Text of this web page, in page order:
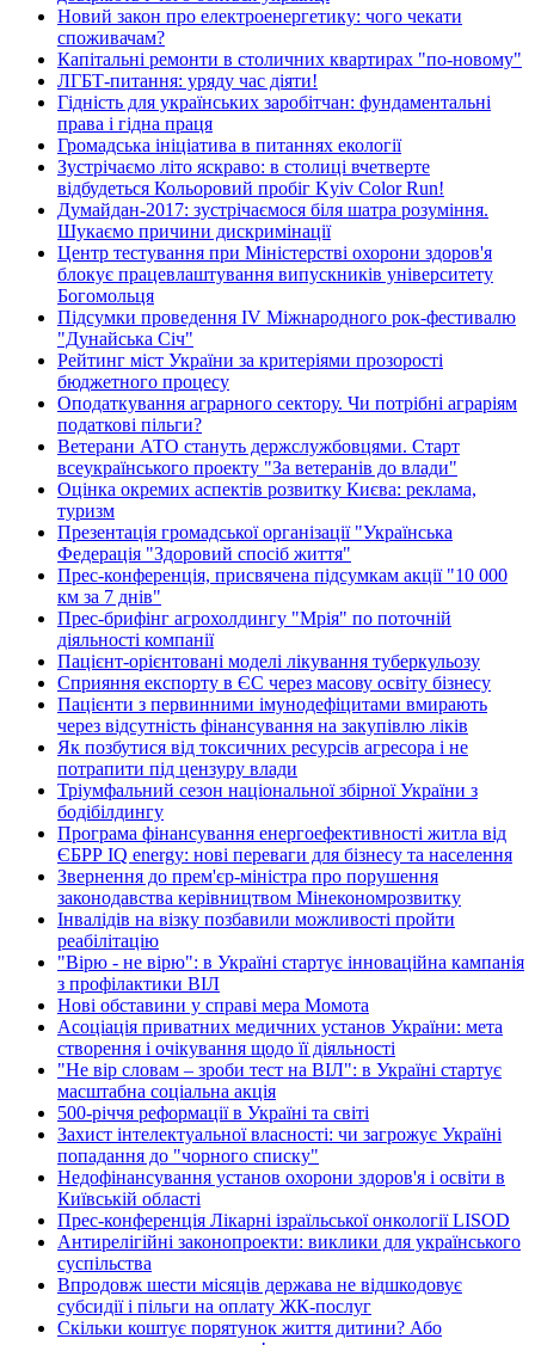
Новий закон про електроенергетику: чого чекати
споживачам?
Капітальні ремонти в столичних квартирах "по-новому"
ЛГБТ-питання: уряду час діяти!
Гідність для українських заробітчан: фундаментальні
права і гідна праця
Громадська ініціатива в питаннях екології
Зустрічаємо літо яскраво: в столиці вчетверте
відбудеться Кольоровий пробіг Kyiv Color Run!
Думайдан-2017: зустрічаємося біля шатра розуміння.
Шукаємо причини дискримінації
Центр тестування при Міністерстві охорони здоров'я
блокує працевлаштування випускників університету
Богомольця
Підсумки проведення IV Міжнародного рок-фестивалю
"Дунайська Січ"
Рейтинг міст України за критеріями прозорості
бюджетного процесу
Оподаткування аграрного сектору. Чи потрібні аграріям
податкові пільги?
Ветерани АТО стануть держслужбовцями. Старт
всеукраїнського проекту "За ветеранів до влади"
Оцінка окремих аспектів розвитку Києва: реклама,
туризм
Презентація громадської організації "Українська
Федерація "Здоровий спосіб життя"
Прес-конференція, присвячена підсумкам акції "10 000
км за 7 днів"
Прес-брифінг агрохолдингу "Мрія" по поточній
діяльності компанії
Пацієнт-орієнтовані моделі лікування туберкульозу
Сприяння експорту в ЄС через масову освіту бізнесу
Пацієнти з первинними імунодефіцитами вмирають
через відсутність фінансування на закупівлю ліків
Як позбутися від токсичних ресурсів агресора і не
потрапити під цензуру влади
Тріумфальний сезон національної збірної України з
бодібілдингу
Програма фінансування енергоефективності житла від
ЄБРР IQ energy: нові переваги для бізнесу та населення
Звернення до прем'єр-міністра про порушення
законодавства керівництвом Мінекономрозвитку
Інвалідів на візку позбавили можливості пройти
реабілітацію
"Вірю - не вірю": в Україні стартує інноваційна кампанія
з профілактики ВІЛ
Нові обставини у справі мера Момота
Асоціація приватних медичних установ України: мета
створення і очікування щодо її діяльності
"Не вір словам – зроби тест на ВІЛ": в Україні стартує
масштабна соціальна акція
500-річчя реформації в Україні та світі
Захист інтелектуальної власності: чи загрожує Україні
попадання до "чорного списку"
Недофінансування установ охорони здоров'я і освіти в
Київській області
Прес-конференція Лікарні ізраїльської онкології LISOD
Антирелігійні законопроекти: виклики для українського
суспільства
Впродовж шести місяців держава не відшкодовує
субсидії і пільги на оплату ЖК-послуг
Скільки коштує порятунок життя дитини? Або